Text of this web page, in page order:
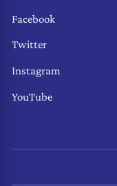
Facebook
Twitter
Instagram
YouTube